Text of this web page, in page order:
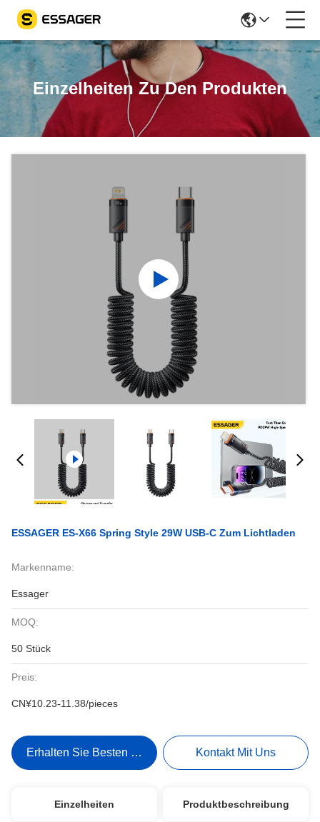
Einzelheiten Zu Den Produkten
ESSAGER ES-X66 Spring Style 29W USB-C Zum Lichtladen
Markenname:
Essager
MOQ:
50 Stück
Preis:
CN¥10.23-11.38/pieces
Erhalten Sie Besten Preis Kontakt Mit Uns
Einzelheiten Produktbeschreibung